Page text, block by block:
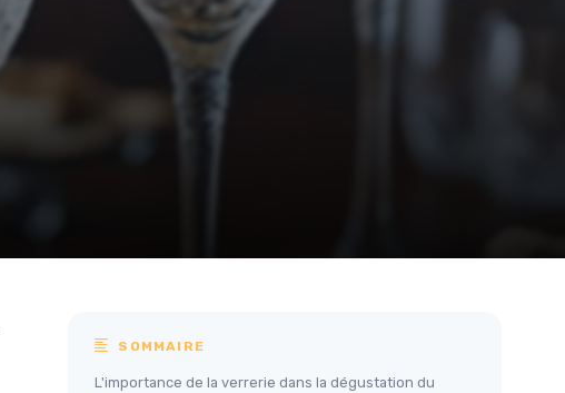
SOMMAIRE
L'importance de la verrerie dans la dégustation du